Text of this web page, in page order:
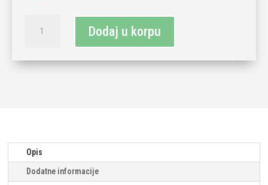
WAVE
indikatorski
Dodaj u korpu
Opis
Dodatne informacije